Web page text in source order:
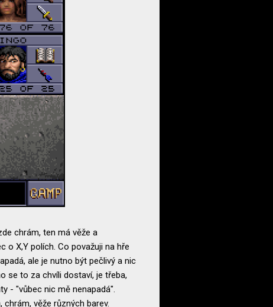
chrám, ten má věže a
o X,Y polích. Co považuji na hře
ale je nutno být pečlivý a nic
se to za chvíli dostaví, je třeba,
- "vůbec nic mě nenapadá".
věže různých barev.